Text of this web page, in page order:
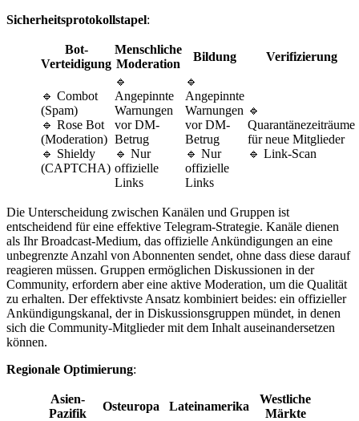
Sicherheitsprotokollstapel:
Bot-
Verteidigung
Menschliche
Moderation
Bildung Verifizierung
🔹 Combot
(Spam)
🔹 Rose Bot
(Moderation)
🔹 Shieldy
(CAPTCHA)
🔹
Angepinnte
Warnungen
vor DM-
Betrug
🔹 Nur
offizielle
Links
🔹
Angepinnte
Warnungen
vor DM-
Betrug
🔹 Nur
offizielle
Links
🔹
Quarantänezeiträume
für neue Mitglieder
🔹 Link-Scan
Die Unterscheidung zwischen Kanälen und Gruppen ist
entscheidend für eine effektive Telegram-Strategie. Kanäle dienen
als Ihr Broadcast-Medium, das offizielle Ankündigungen an eine
unbegrenzte Anzahl von Abonnenten sendet, ohne dass diese darauf
reagieren müssen. Gruppen ermöglichen Diskussionen in der
Community, erfordern aber eine aktive Moderation, um die Qualität
zu erhalten. Der effektivste Ansatz kombiniert beides: ein offizieller
Ankündigungskanal, der in Diskussionsgruppen mündet, in denen
sich die Community-Mitglieder mit dem Inhalt auseinandersetzen
können.
Regionale Optimierung:
Asien-
Pazifik
Osteuropa Lateinamerika
Westliche
Märkte